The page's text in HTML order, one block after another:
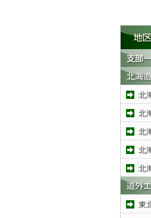
北
北
北
北
北
東